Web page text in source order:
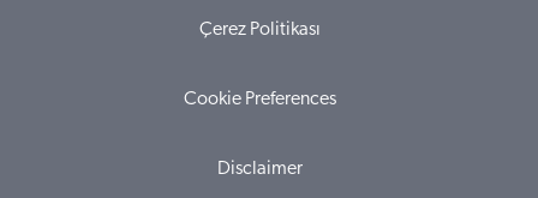
Çerez Politikası
Cookie Preferences
Disclaimer